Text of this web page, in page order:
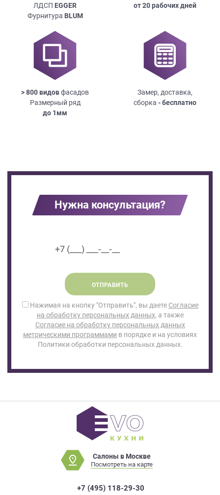
ЛДСП EGGER
Фурнитура BLUM
от 20 рабочих дней
> 800 видовфасадов
Размерный ряд
до 1мм
Замер, доставка,
сборка - бесплатно
Нужна консультация?
ОТПРАВИТЬ
Нажимая на кнопку "Отправить", вы даете Согласие
на обработку персональных данных, а также
Согласие на обработку персональных данных
метрическими программами в порядке и на условиях
Политики обработки персональных данных.
Салоны в Москве
Посмотреть на карте
+7 (495) 118-29-30